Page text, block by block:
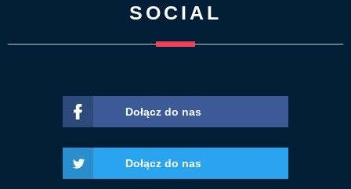
SOCIAL
Dołącz do nas
Dołącz do nas